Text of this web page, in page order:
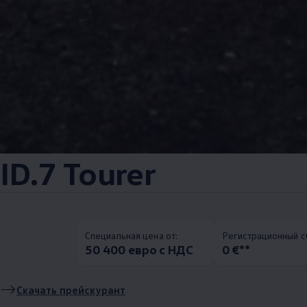
ID.7 Tourer
Специальная цена от:
50 400 евро с НДС
Pегистрационный
0 €**
Скачать прейскурант